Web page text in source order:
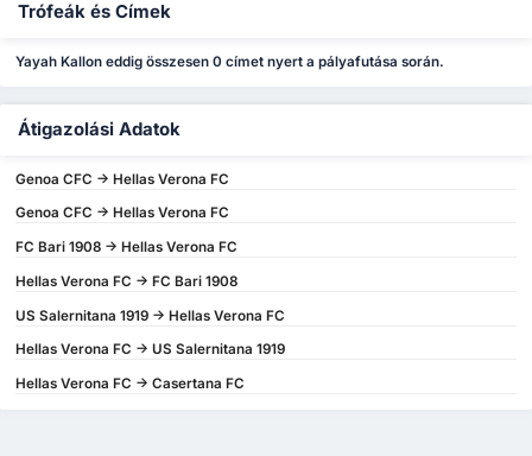
Trófeák és Címek
Yayah Kallon eddig összesen 0 címet nyert a pályafutása során.
Átigazolási Adatok
Genoa CFC -> Hellas Verona FC
Genoa CFC -> Hellas Verona FC
FC Bari 1908 -> Hellas Verona FC
Hellas Verona FC -> FC Bari 1908
US Salernitana 1919 -> Hellas Verona FC
Hellas Verona FC -> US Salernitana 1919
Hellas Verona FC -> Casertana FC